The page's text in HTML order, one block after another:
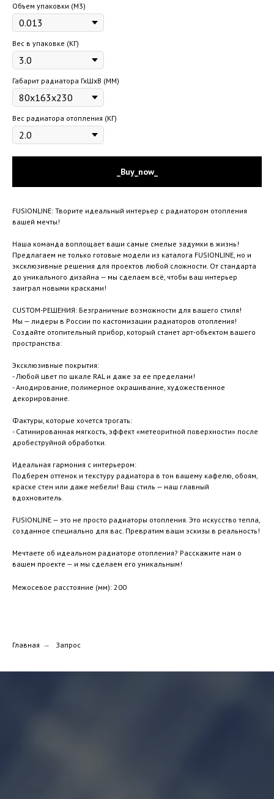
Объем упаковки (М3)
Вес в упаковке (КГ)
Габарит радиатора ГхШхВ (ММ)
Вес радиатора отопления (КГ)
_Buy_now_
FUSIONLINE: Творите идеальный интерьер с радиатором отопления
вашей мечты!
Наша команда воплощает ваши самые смелые задумки в жизнь!
Предлагаем не только готовые модели из каталога FUSIONLINE, но и
эксклюзивные решения для проектов любой сложности. От стандарта
до уникального дизайна — мы сделаем всё, чтобы ваш интерьер
заиграл новыми красками!
CUSTOM-РЕШЕНИЯ: Безграничные возможности для вашего стиля!
Мы — лидеры в России по кастомизации радиаторов отопления!
Создайте отопительный прибор, который станет арт-объектом вашего
пространства:
Эксклюзивные покрытия:
- Любой цвет по шкале RAL и даже за ее пределами!
- Анодирование, полимерное окрашивание, художественное
декорирование.
Фактуры, которые хочется трогать:
- Сатинированная мягкость, эффект «метеоритной поверхности» после
дробеструйной обработки.
Идеальная гармония с интерьером:
Подберем оттенок и текстуру радиатора в тон вашему кафелю, обоям,
краске стен или даже мебели! Ваш стиль — наш главный
вдохновитель.
FUSIONLINE — это не просто радиаторы отопления. Это искусство тепла,
созданное специально для вас. Превратим ваши эскизы в реальность!
Мечтаете об идеальном радиаторе отопления? Расскажите нам о
вашем проекте — и мы сделаем его уникальным!
Межосевое расстояние (мм): 200
Главная → Запрос